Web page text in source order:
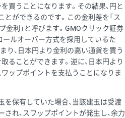
買うことになります。その結果、円と
とができるのです。この金利差を「ス
金利」と呼びます。GMOクリック証券
ールオーバー方式を採用しているた
り、日本円より金利の高い通貨を買う
ることができます。逆に、日本円より
ップポイントを支払うことになりま
保有していた場合、当該建玉は受渡
れ、スワップポイントが発生し、余力